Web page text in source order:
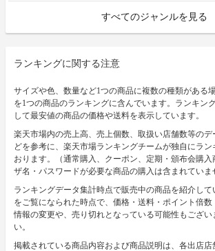
すべてのジャンルを見る
ランキングに関する注意
サイズや色、数量など1つの商品に複数の種類がある
を1つの商品のランキングに含んでいます。ランキン
して最安値の商品の価格や送料を表示しています。
楽天市場内の売上高、売上個数、取扱い店舗数等の
どを参考に、楽天市場ランキングチームが独自にラ
おります。（通常購入、クーポン、定期・頒布会購
ザ名・パスワードが必要な商品の購入は含まれていま
ランキングデータ集計時点で販売中の商品を紹介し
をご覧になられた時点で、価格・送料・ポイント倍
情報の変更や、売り切れとなっている可能性もござい
い。
掲載されている商品内容および商品説明は、各出店